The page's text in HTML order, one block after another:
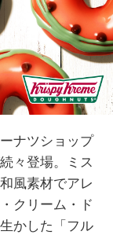
ナツショップ
々登場。ミス
風素材でアレ
クリーム・ド
かした「フル